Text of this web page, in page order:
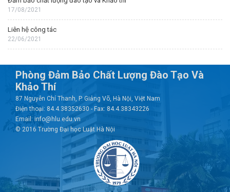
17/08/2021
Liên hệ công tác
22/06/2021
Phòng Đảm Bảo Chất Lượng Đào Tạo Và
Khảo Thí
87 Nguyễn Chí Thanh, P. Giảng Võ, Hà Nội, Việt Nam
Điện thoại: 84.4.38352630 - Fax: 84.4.38343226
Email: info@hlu.edu.vn
© 2016 Trường Đại học Luật Hà Nội